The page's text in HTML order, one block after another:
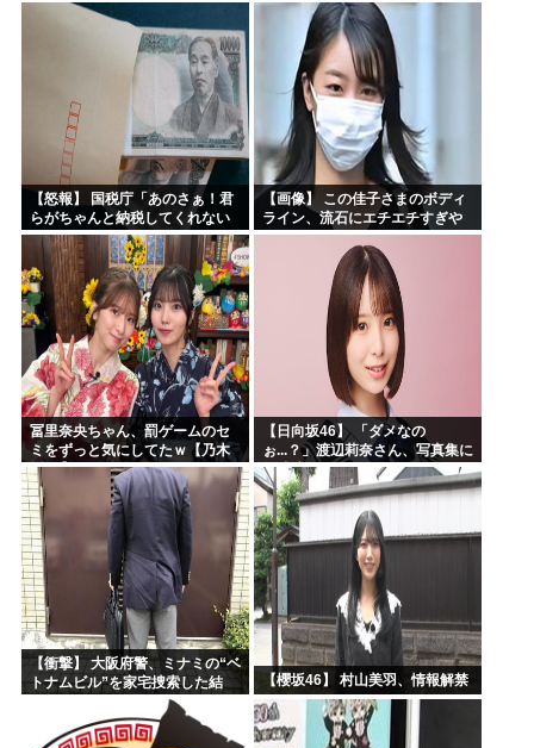
【怒報】 国税庁「あのさぁ！君
らがちゃんと納税してくれない
とこうなっちゃうけどどうす
る？！」←これw w w w w w w w
【画像】 この佳子さまのボディ
ライン、流石にエチエチすぎや
ろ！
冨里奈央ちゃん、罰ゲームのセ
ミをずっと気にしてたｗ【乃木
坂46】
【日向坂46】 「ダメなの
ぉ...？」渡辺莉奈さん、写真集に
興味津々
【衝撃】 大阪府警、ミナミの“ベ
トナムビル”を家宅捜索した結
【櫻坂46】 村山美羽、情報解禁